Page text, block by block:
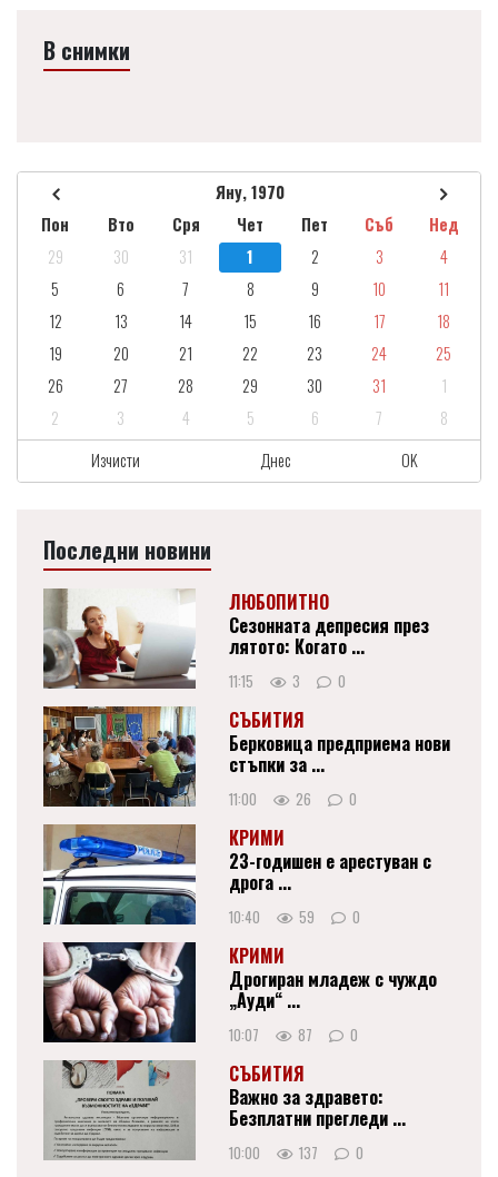
В снимки
Яну, 1970
Пон
Вто Сря Чет Пет Съб
Нед
29
30 31 1 2 3
4
5
6 7 8 9 10
11
12
13 14 15 16 17
18
19
20 21 22 23 24
25
26
27 28 29 30 31
1
2
3 4 5 6 7
8
Изчисти
Днес OK
Последни новини
ЛЮБОПИТНО
Сезонната депресия през
лятото: Когато ...
11:15 3 0
СЪБИТИЯ
Берковица предприема нови
стъпки за ...
11:00 26 0
КРИМИ
23-годишен е арестуван с
дрога ...
10:40 59 0
КРИМИ
Дрогиран младеж с чуждо
„Ауди“ ...
10:07 87 0
СЪБИТИЯ
Важно за здравето:
Безплатни прегледи ...
10:00 137 0